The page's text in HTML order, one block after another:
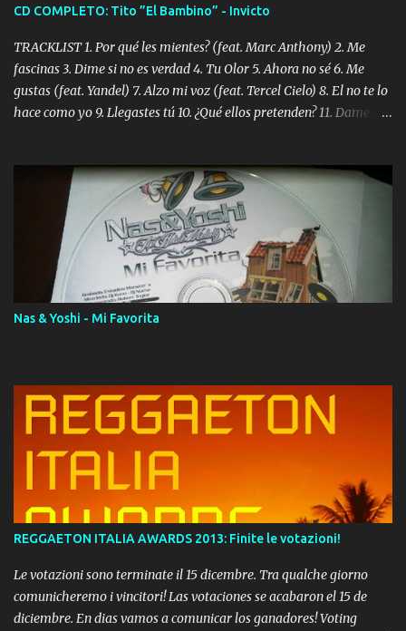
CD COMPLETO: Tito ”El Bambino” - Invicto
TRACKLIST 1. Por qué les mientes? (feat. Marc Anthony) 2. Me
fascinas 3. Dime si no es verdad 4. Tu Olor 5. Ahora no sé 6. Me
gustas (feat. Yandel) 7. Alzo mi voz (feat. Tercel Cielo) 8. El no te lo
hace como yo 9. Llegastes tú 10. ¿Qué ellos pretenden? 11. Dame la
Digital Booklet – Invicto ----------------------------- Nota:
Album proposto al massimo della qualità in formato iTunes Plus
AAC M4A; comprato su iTunes e a disposizione vostra per il
download. REGGAETON ITALIA Nosotros Somos Los Del
Momento!
Nas & Yoshi - Mi Favorita
REGGAETON ITALIA AWARDS 2013: Finite le votazioni!
Le votazioni sono terminate il 15 dicembre. Tra qualche giorno
comunicheremo i vincitori! Las votaciones se acabaron el 15 de
diciembre. En dias vamos a comunicar los ganadores! Voting